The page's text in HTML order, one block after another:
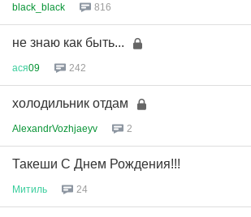
black_black 816
не знаю как быть...
ася09 242
холодильник отдам
AlexandrVozhjaeyv 2
Такеши С Днем Рождения!!!
Митиль 24